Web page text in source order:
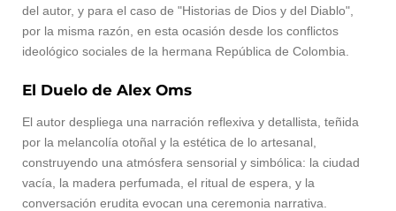
del autor, y para el caso de "Historias de Dios y del Diablo",
por la misma razón, en esta ocasión desde los conflictos
ideológico sociales de la hermana República de Colombia.
El Duelo de Alex Oms
El autor despliega una narración reflexiva y detallista, teñida
por la melancolía otoñal y la estética de lo artesanal,
construyendo una atmósfera sensorial y simbólica: la ciudad
vacía, la madera perfumada, el ritual de espera, y la
conversación erudita evocan una ceremonia narrativa.